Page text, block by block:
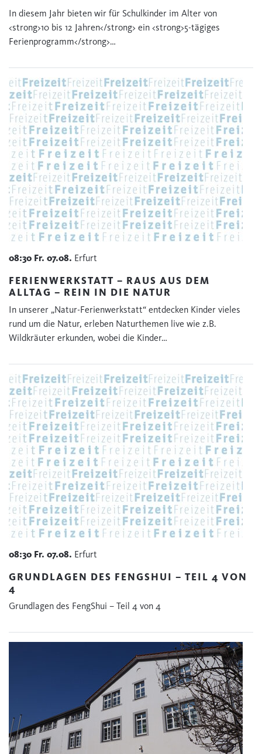
In diesem Jahr bieten wir für Schulkinder im Alter von
<strong>10 bis 12 Jahren</strong> ein <strong>5-tägiges
Ferienprogramm</strong>…
08:30 Fr. 07.08. Erfurt
FERIENWERKSTATT – RAUS AUS DEM
ALLTAG – REIN IN DIE NATUR
In unserer „Natur-Ferienwerkstatt“ entdecken Kinder vieles
rund um die Natur, erleben Naturthemen live wie z.B.
Wildkräuter erkunden, wobei die Kinder…
08:30 Fr. 07.08. Erfurt
GRUNDLAGEN DES FENGSHUI – TEIL 4 VON
4
Grundlagen des FengShui – Teil 4 von 4